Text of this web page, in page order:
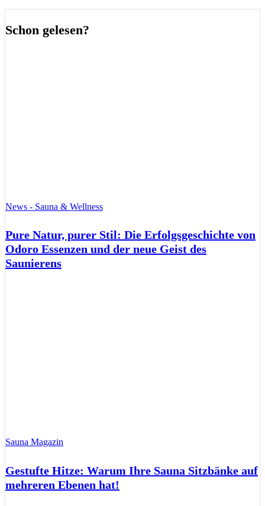
Schon gelesen?
News - Sauna & Wellness
Pure Natur, purer Stil: Die Erfolgsgeschichte von
Odoro Essenzen und der neue Geist des
Saunierens
Sauna Magazin
Gestufte Hitze: Warum Ihre Sauna Sitzbänke auf
mehreren Ebenen hat!